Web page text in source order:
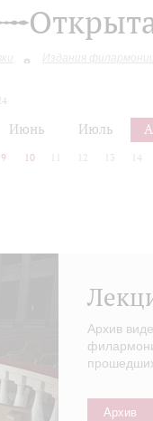
Издания
Июнь Июль
9 10 12 13 14
Архив
Архив